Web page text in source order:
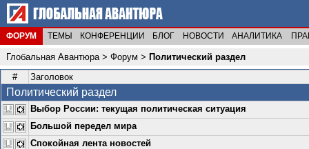
ФОРУМ ТЕМЫ КОНФЕРЕНЦИИ БЛОГ НОВОСТИ АНАЛИТИКА
Глобальная Авантюра> Форум > Политический раздел
#
Заголовок
Политический раздел
Выбор России: текущая политическая ситуация
Большой передел мира
Спокойная лента новостей